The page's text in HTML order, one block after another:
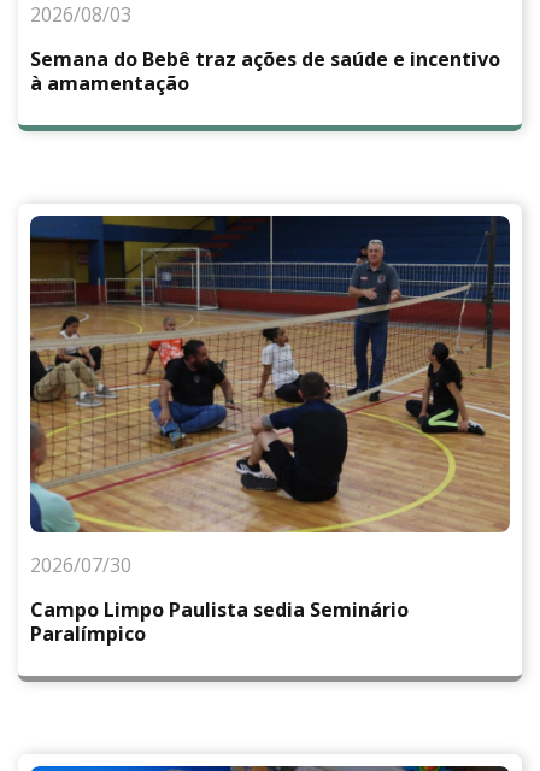
2026/08/03
Semana do Bebê traz ações de saúde e incentivo
à amamentação
2026/07/30
Campo Limpo Paulista sedia Seminário
Paralímpico